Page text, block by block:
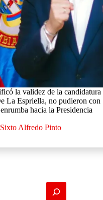
la validez de la candidatura
La Espriella, no pudieron con
hacia la Presidencia
Sixto Alfredo Pinto